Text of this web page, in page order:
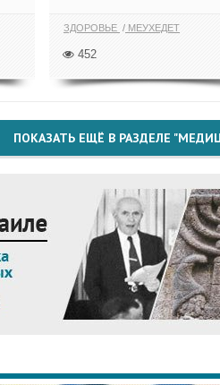
ЗДОРОВЬЕ МЕУХЕДЕТ
452
ПОКАЗАТЬ ЕЩЁ В РАЗДЕЛЕ